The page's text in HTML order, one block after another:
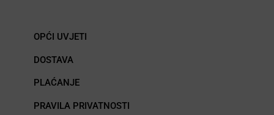
OPĆI UVJETI
DOSTAVA
PLAĆANJE
PRAVILA PRIVATNOSTI